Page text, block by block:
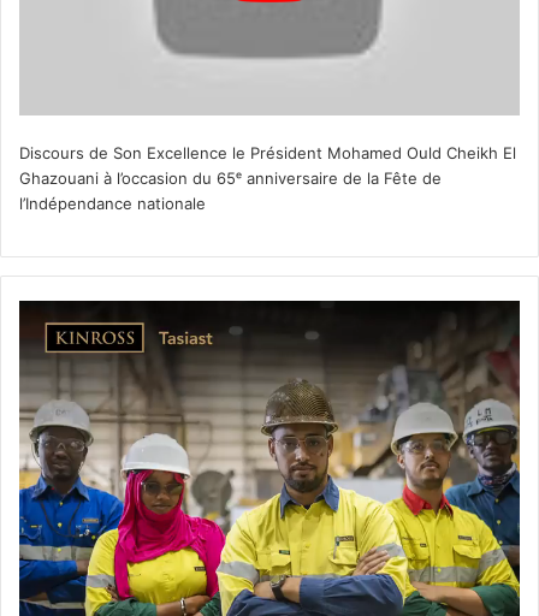
Discours de Son Excellence le Président Mohamed Ould Cheikh El
Ghazouani à l’occasion du 65ᵉ anniversaire de la Fête de
l’Indépendance nationale